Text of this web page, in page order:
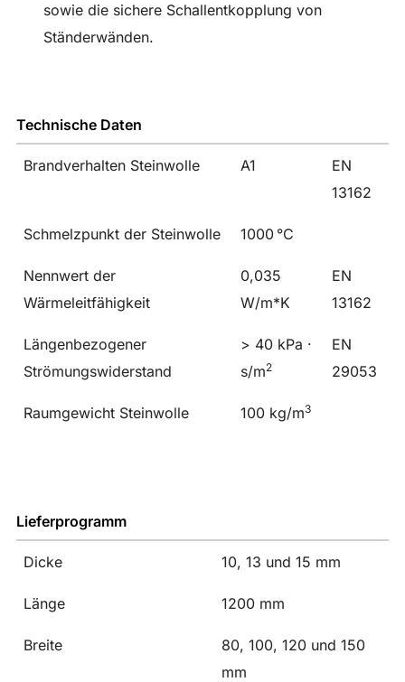
sowie die sichere Schallentkopplung von
Ständerwänden.
Technische Daten
Brandverhalten Steinwolle A1
EN
13162
Schmelzpunkt der Steinwolle 1000 °C
Nennwert der
Wärmeleitfähigkeit
0,035
W/m*K
EN
13162
Längenbezogener
Strömungswiderstand
> 40 kPa ·
s/m2
EN
29053
Raumgewicht Steinwolle 100 kg/m3
Lieferprogramm
Dicke 10, 13 und 15 mm
Länge 1200 mm
Breite
80, 100, 120 und 150
mm